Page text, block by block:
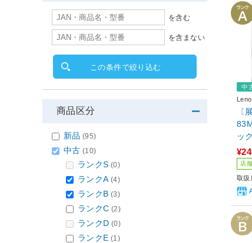
中
〔
ッ
X
イ
店
取扱
を含む
を含まない
この条件で絞り込む
商品区分
新品 (95)
中古 (10)
ランクS (0)
ランクA (4)
ランクB (3)
ランクC (2)
ランクD (0)
ランクE (1)